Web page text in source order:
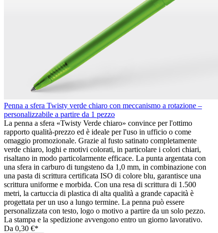
Penna a sfera Twisty verde chiaro con meccanismo a rotazione –
personalizzabile a partire da 1 pezzo
La penna a sfera «Twisty Verde chiaro» convince per l'ottimo
rapporto qualità-prezzo ed è ideale per l'uso in ufficio o come
omaggio promozionale. Grazie al fusto satinato completamente
verde chiaro, loghi e motivi colorati, in particolare i colori chiari,
risaltano in modo particolarmente efficace. La punta argentata con
una sfera in carburo di tungsteno da 1,0 mm, in combinazione con
una pasta di scrittura certificata ISO di colore blu, garantisce una
scrittura uniforme e morbida. Con una resa di scrittura di 1.500
metri, la cartuccia di plastica di alta qualità a grande capacità è
progettata per un uso a lungo termine. La penna può essere
personalizzata con testo, logo o motivo a partire da un solo pezzo.
La stampa e la spedizione avvengono entro un giorno lavorativo.
Da 0,30 €*